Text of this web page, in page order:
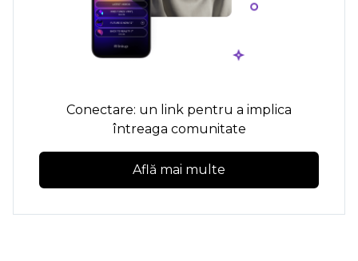
Conectare: un link pentru a implica
întreaga comunitate
Află mai multe